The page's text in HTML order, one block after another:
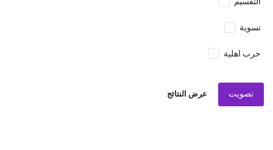
تسوية
حرب اهلية
تصويت عرض النتائج